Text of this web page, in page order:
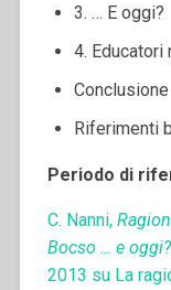
3. … E oggi?
4.
Conclusione
Riferimenti
Periodo di
C. Nanni,
Bocso … e oggi?
2013 su La